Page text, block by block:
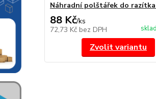
Náhradní polštářek do razítka
88 Kč/ks
72,73 Kč bez DPH
Zvolit variantu